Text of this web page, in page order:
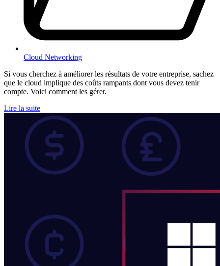
Cloud Networking
Si vous cherchez à améliorer les résultats de votre entreprise, sachez
que le cloud implique des coûts rampants dont vous devez tenir
compte. Voici comment les gérer.
Lire la suite